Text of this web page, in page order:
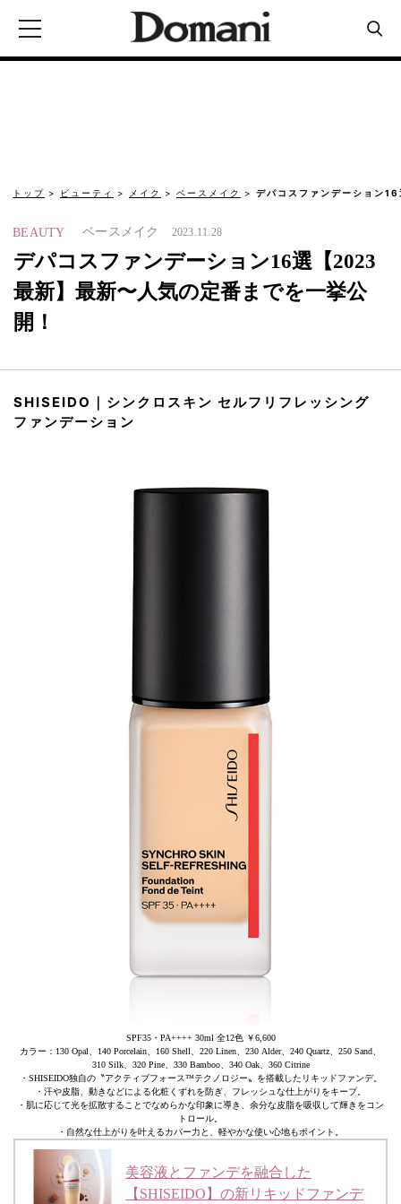
トップ ビューティ メイク ベースメイク デパコスファンデーション
BEAUTY ベースメイク 2023.11.28
デパコスファンデーション16選【2023
最新】最新〜人気の定番までを一挙公
開！
SHISEIDO｜シンクロスキン セルフリフレッシング
ファンデーション
SPF35・PA++++ 30ml 全12色 ￥6,600
カラー：130 Opal、140 Porcelain、160 Shell、220 Linen、230 Alder、240 Quartz、250 Sand、
310 Silk、320 Pine、330 Bamboo、340 Oak、360 Citrine
・SHISEIDO独自の〝アクティブフォース™テクノロジー〟を搭載したリキッドファンデ。
・汗や皮脂、動きなどによる化粧くずれを防ぎ、フレッシュな仕上がりをキープ。
・肌に応じて光を拡散することでなめらかな印象に導き、余分な皮脂を吸収して輝きをコン
トロール。
・自然な仕上がりを叶えるカバー力と、軽やかな使い心地もポイント。
美容液とファンデを融合した
【SHISEIDO】の新リキッドファンデ